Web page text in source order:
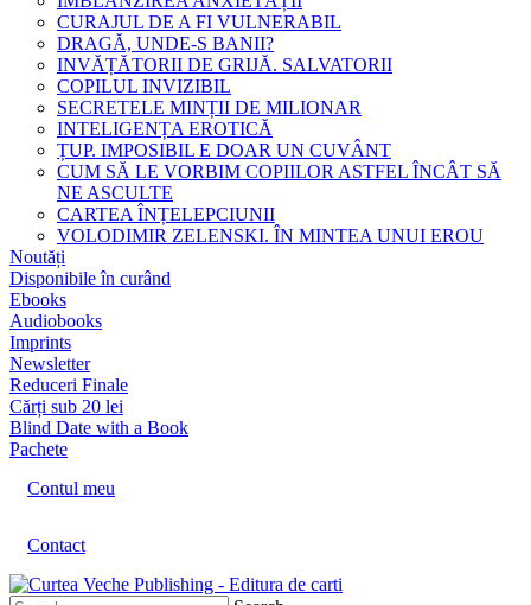
CURAJUL DE A FI VULNERABIL
DRAGĂ, UNDE-S BANII?
INVĂȚĂTORII DE GRIJĂ. SALVATORII
COPILUL INVIZIBIL
SECRETELE MINȚII DE MILIONAR
INTELIGENȚA EROTICĂ
ȚUP. IMPOSIBIL E DOAR UN CUVÂNT
CUM SĂ LE VORBIM COPIILOR ASTFEL ÎNCÂT SĂ
NE ASCULTE
CARTEA ÎNȚELEPCIUNII
VOLODIMIR ZELENSKI. ÎN MINTEA UNUI EROU
Noutăți
Disponibile în curând
Ebooks
Audiobooks
Imprints
Newsletter
Reduceri Finale
Cărți sub 20 lei
Blind Date with a Book
Pachete
Contul meu
Contact